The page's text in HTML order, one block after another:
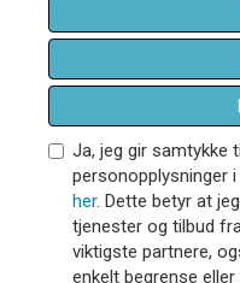
Ja, jeg gir samtykke
personopplysninger
her. Dette betyr at
tjenester og tilbud
viktigste partnere,
enkelt begrense